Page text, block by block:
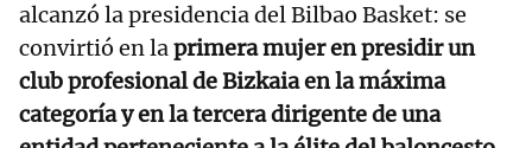
alcanzó la presidencia del Bilbao Basket: se
convirtió en laprimera mujer en presidir un
club profesional de Bizkaia en la máxima
categoría y en la tercera dirigente de una